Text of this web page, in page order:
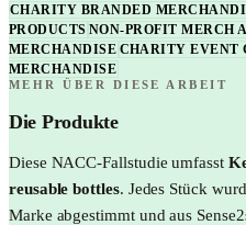
CHARITY BRANDED
PRODUCTS NON-PROFIT MERCH
MERCHANDISE CHARITY EVENT
MERCHANDISE
MEHR ÜBER DIESE ARBEIT
Die Produkte
Diese NACC-Fallstudie umfasst
reusable bottles. Jedes Stück
Marke abgestimmt und aus